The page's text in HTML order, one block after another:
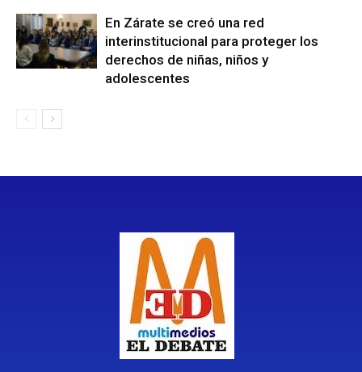
En Zárate se creó una red
interinstitucional para proteger los
derechos de niñas, niños y
adolescentes